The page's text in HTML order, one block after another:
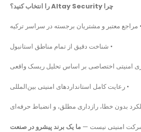
چرا Altay Security را انتخاب کنید؟
• مراجع معتبر و مشتریان برجسته در سراسر ترکیه
• شناخت دقیق از تمام مناطق استانبول
امنیتی اختصاصی بر اساس تحلیل ریسک واقعی
• رعایت کامل استانداردهای امنیتی بین‌المللی
بدون خطا، رازداری مطلق، و انضباط حرفه‌ای
ما یک برند پیشرو در صنعت